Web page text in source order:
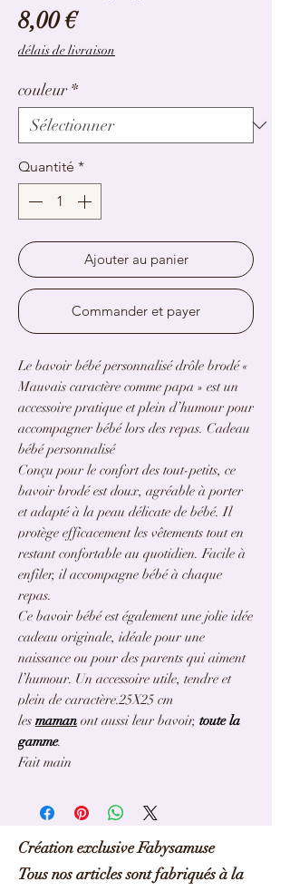
8,00 €Prix
délais de livraison
couleur *
Quantité *
Ajouter au panier
Commander et payer
Le bavoir bébé personnalisé drôle brodé «
Mauvais caractère comme papa » est un
accessoire pratique et plein d’humour pour
accompagner bébé lors des repas. Cadeau
bébé personnalisé
Conçu pour le confort des tout-petits, ce
bavoir brodé est doux, agréable à porter
et adapté à la peau délicate de bébé. Il
protège efficacement les vêtements tout en
restant confortable au quotidien. Facile à
enfiler, il accompagne bébé à chaque
repas.
Ce bavoir bébé est également une jolie idée
cadeau originale, idéale pour une
naissance ou pour des parents qui aiment
l’humour. Un accessoire utile, tendre et
plein de caractère.25X25 cm
les maman ont aussi leur bavoir, toute la
gamme.
Fait main
Création exclusive Fabysamuse
Tous nos articles sont fabriqués à la